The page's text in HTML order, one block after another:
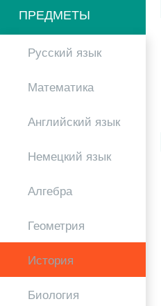
ПРЕДМЕТЫ
Русский язык
Математика
Английский язык
Немецкий язык
Алгебра
Геометрия
История
Биология